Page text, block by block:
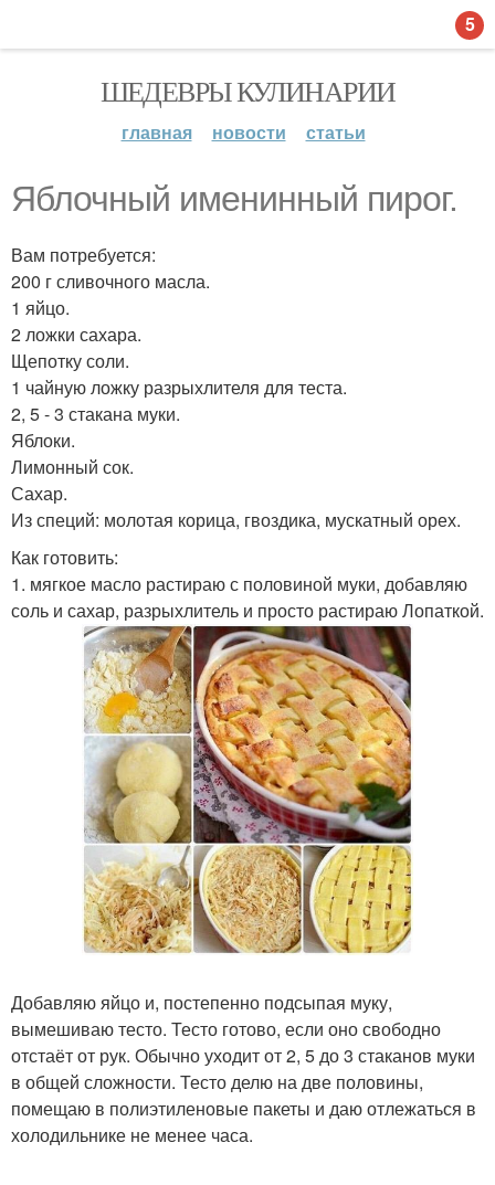
ШЕДЕВРЫ КУЛИНАРИИ
главная новости статьи
Яблочный именинный пирог.
Вам потребуется:
200 г сливочного масла.
1 яйцо.
2 ложки сахара.
Щепотку соли.
1 чайную ложку разрыхлителя для теста.
2, 5 - 3 стакана муки.
Яблоки.
Лимонный сок.
Сахар.
Из специй: молотая корица, гвоздика, мускатный орех.
Как готовить:
1. мягкое масло растираю с половиной муки, добавляю
соль и сахар, разрыхлитель и просто растираю Лопаткой.
Добавляю яйцо и, постепенно подсыпая муку,
вымешиваю тесто. Тесто готово, если оно свободно
отстаёт от рук. Обычно уходит от 2, 5 до 3 стаканов муки
в общей сложности. Тесто делю на две половины,
помещаю в полиэтиленовые пакеты и даю отлежаться в
холодильнике не менее часа.
5